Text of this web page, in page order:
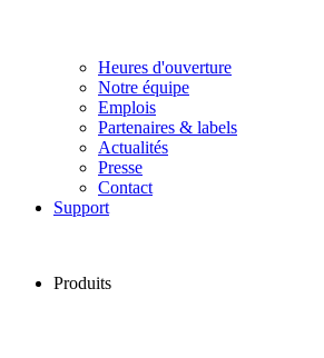
Heures d'ouverture
Notre équipe
Emplois
Partenaires & labels
Actualités
Presse
Contact
Support
Produits